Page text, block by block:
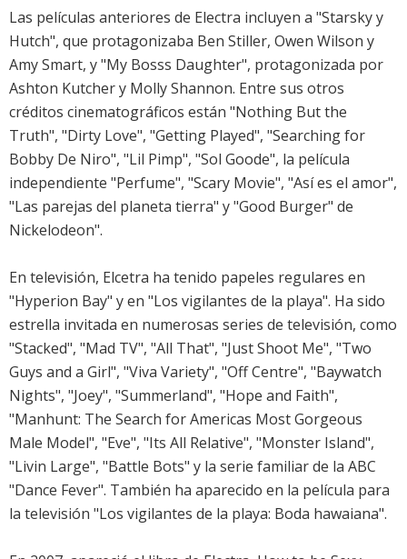
Las películas anteriores de Electra incluyen a "Starsky y
Hutch", que protagonizaba Ben Stiller, Owen Wilson y
Amy Smart, y "My Bosss Daughter", protagonizada por
Ashton Kutcher y Molly Shannon. Entre sus otros
créditos cinematográficos están "Nothing But the
Truth", "Dirty Love", "Getting Played", "Searching for
Bobby De Niro", "Lil Pimp", "Sol Goode", la película
independiente "Perfume", "Scary Movie", "Así es el amor",
"Las parejas del planeta tierra" y "Good Burger" de
Nickelodeon".
En televisión, Elcetra ha tenido papeles regulares en
"Hyperion Bay" y en "Los vigilantes de la playa". Ha sido
estrella invitada en numerosas series de televisión, como
"Stacked", "Mad TV", "All That", "Just Shoot Me", "Two
Guys and a Girl", "Viva Variety", "Off Centre", "Baywatch
Nights", "Joey", "Summerland", "Hope and Faith",
"Manhunt: The Search for Americas Most Gorgeous
Male Model", "Eve", "Its All Relative", "Monster Island",
"Livin Large", "Battle Bots" y la serie familiar de la ABC
"Dance Fever". También ha aparecido en la película para
la televisión "Los vigilantes de la playa: Boda hawaiana".